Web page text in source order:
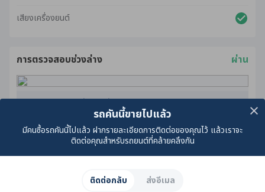
เสียงเครื่องยนต์
การตรวจสอบช่วงล่าง ผ่าน
มาตรฐานการรับประกันคุณภาพ CARSOME
เราดําเนินการตรวจสอบช่วงล่างเพื่อให้แน่ใจว่าปราศจาก:
ของเหลวที่มองเห็นได้
ส่วนประกอบที่หลวม
น้ำมันรั่ว
ความเสียหายอื่น ๆ ที่มองเห็นได้
รถคันนี้ขายไปแล้ว
มีคนซื้อรถคันนี้ไปแล้ว ฝากรายละเอียดการติดต่อของคุณไว้ แล้วเราจะ
ติดต่อคุณสำหรับรถยนต์ที่คล้ายคลึงกัน
ติดต่อกลับ
ส่งอีเมล